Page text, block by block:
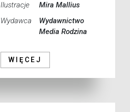
Ilustracje
Mira Mallius
Wydawca
Wydawnictwo
Media Rodzina
WIĘCEJ